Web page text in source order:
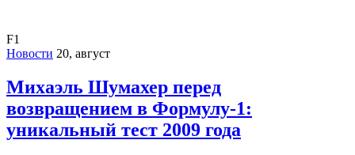
F1
Новости 20, август
Михаэль Шумахер перед
возвращением в Формулу-1:
уникальный тест 2009 года